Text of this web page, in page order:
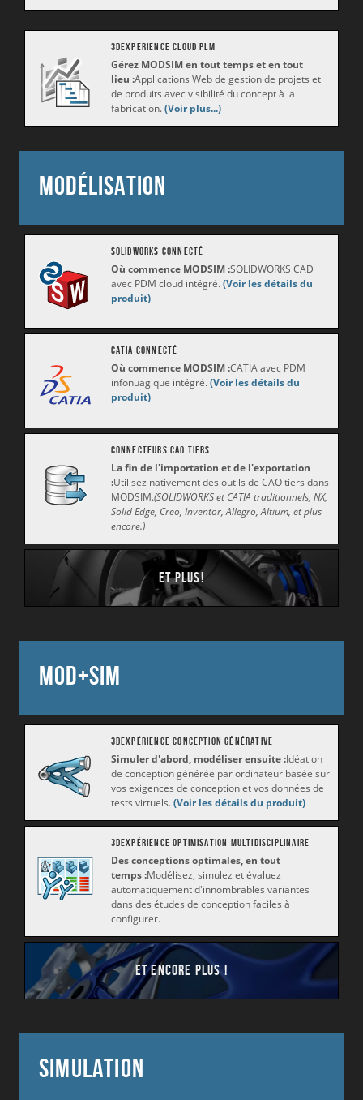
3DEXPERIENCE CLOUD PLM
Gérez MODSIM en tout temps et en tout
lieu :Applications Web de gestion de projets et
de produits avec visibilité du concept à la
fabrication. (Voir plus...)
Modélisation
SOLIDWORKS Connecté
Où commence MODSIM :SOLIDWORKS CAD
avec PDM cloud intégré. (Voir les détails du
produit)
CATIA Connecté
Où commence MODSIM :CATIA avec PDM
infonuagique intégré. (Voir les détails du
produit)
Connecteurs CAO tiers
La fin de l'importation et de l'exportation
:Utilisez nativement des outils de CAO tiers dans
MODSIM.(SOLIDWORKS et CATIA traditionnels, NX,
Solid Edge, Creo, Inventor, Allegro, Altium, et plus
encore.)
Et plus!
Mod+Sim
3DEXPÉRIENCE Conception générative
Simuler d'abord, modéliser ensuite :Idéation
de conception générée par ordinateur basée sur
vos exigences de conception et vos données de
tests virtuels. (Voir les détails du produit)
3DEXPÉRIENCE Optimisation multidisciplinaire
Des conceptions optimales, en tout
temps :Modélisez, simulez et évaluez
automatiquement d'innombrables variantes
dans des études de conception faciles à
configurer.
Et encore plus !
Simulation